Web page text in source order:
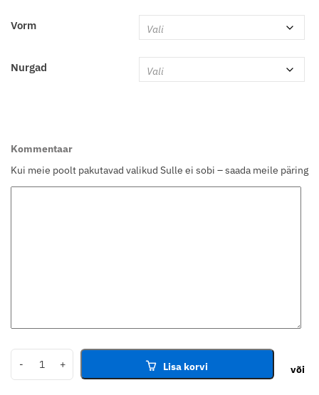
Vorm
Nurgad
Kommentaar
Kui meie poolt pakutavad valikud Sulle ei sobi – saada meile päring
Lisa korvi